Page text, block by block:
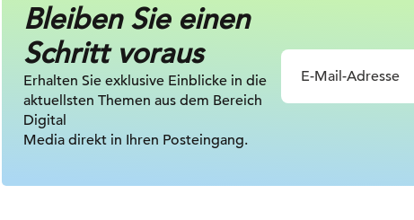
Bleiben Sie einen
Schritt voraus
Erhalten Sie exklusive Einblicke in die
aktuellsten Themen aus dem Bereich
Digital
Media direkt in Ihren Posteingang.